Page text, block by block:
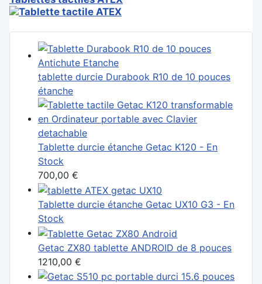
tablette durcie Durabook R10 de 10 pouces
étanche
Tablette durcie étanche Getac K120 - En
Stock
700,00 €
Tablette durcie étanche Getac UX10 G3 - En
Stock
Getac ZX80 tablette ANDROID de 8 pouces
1210,00 €